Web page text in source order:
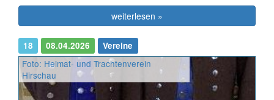
weiterlesen »
18 08.04.2026 Vereine
Foto: Heimat- und Trachtenverein
Hirschau